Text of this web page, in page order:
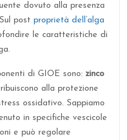
dovuto alla presenza
post proprietà dell’alga
le caratteristiche di
di GIOE sono: zinco
alla protezione
ossidativo. Sappiamo
in specifiche vescicole
e può regolare